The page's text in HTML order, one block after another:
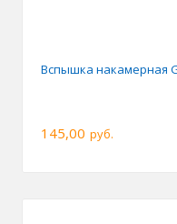
Вспышка накамерная
145,00 руб.